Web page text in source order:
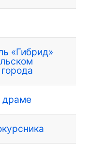
«Гибрид»
драме